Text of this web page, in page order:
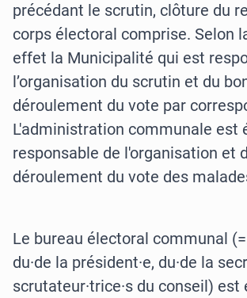
précédant le scrutin, clôture du
corps électoral comprise. Selon
effet la Municipalité qui est
l’organisation du scrutin et du
déroulement du vote par
L'administration communale est
responsable de l'organisation et
déroulement du vote des
Le bureau électoral communal
du·de la président·e, du·de la
scrutateur·trice·s du conseil) est